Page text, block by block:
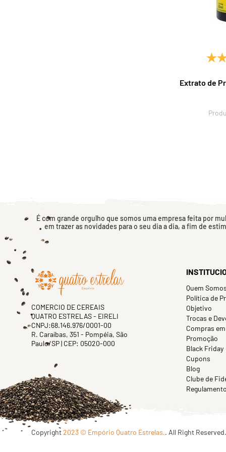
Extrato de
É com grande orgulho que somos uma empresa feita por
em trazer as novidades para o seu dia a dia, a fim de
COMERCIO DE CEREAIS
QUATRO ESTRELAS - EIRELI
CNPJ:68.146.976/0001-00
R. Caraíbas, 351 - Pompéia, São
Paulo/SP | CEP: 05020-000
Quem
Política de
Objetivo
Trocas e
Compras
Promoção
Black Friday
Cupons
Blog
Clube de
Copyright2023 © Empório Quatro Estrelas.. All Right Reserved.